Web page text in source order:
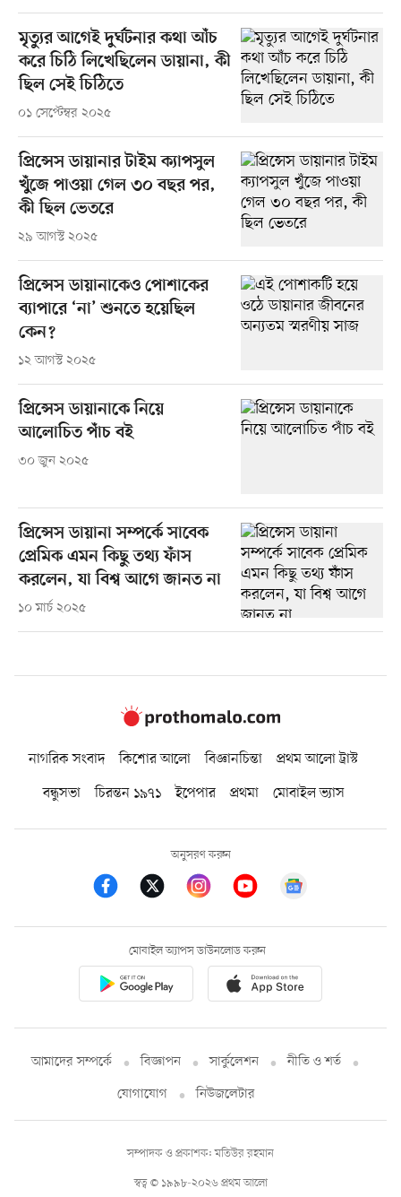
মৃত্যুর আগেই দুর্ঘটনার কথা আঁচ
করে চিঠি লিখেছিলেন ডায়ানা, কী
ছিল সেই চিঠিতে
০১ সেপ্টেম্বর ২০২৫
প্রিন্সেস ডায়ানার টাইম ক্যাপসুল
খুঁজে পাওয়া গেল ৩০ বছর পর,
কী ছিল ভেতরে
২৯ আগস্ট ২০২৫
প্রিন্সেস ডায়ানাকেও পোশাকের
ব্যাপারে ‘না’ শুনতে হয়েছিল
কেন?
১২ আগস্ট ২০২৫
প্রিন্সেস ডায়ানাকে নিয়ে
আলোচিত পাঁচ বই
৩০ জুন ২০২৫
প্রিন্সেস ডায়ানা সম্পর্কে সাবেক
প্রেমিক এমন কিছু তথ্য ফাঁস
করলেন, যা বিশ্ব আগে জানত না
১০ মার্চ ২০২৫
নাগরিক সংবাদ কিশোর আলো বিজ্ঞানচিন্তা
প্রথম আলো ট্রাস্ট
বন্ধুসভা
চিরন্তন ১৯৭১ ইপেপার প্রথমা মোবাইল ভ্যাস
অনুসরণ করুন
মোবাইল অ্যাপস ডাউনলোড করুন
আমাদের সম্পর্কে বিজ্ঞাপন সার্কুলেশন
নীতি ও শর্ত
যোগাযোগ
নিউজলেটার
স্বত্ব © ১৯৯৮-২০২৬ প্রথম আলো
সম্পাদক ও প্রকাশক: মতিউর রহমান